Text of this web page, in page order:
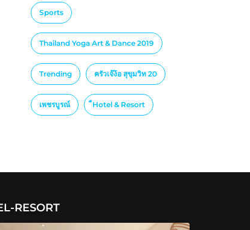
Sports
Thailand Yoga Art & Dance 2019
Trending ครัวเจ๊ง้อ สุขุมวิท 20
เพชรบูรณ์ ็Hotel & Resort
RESORT